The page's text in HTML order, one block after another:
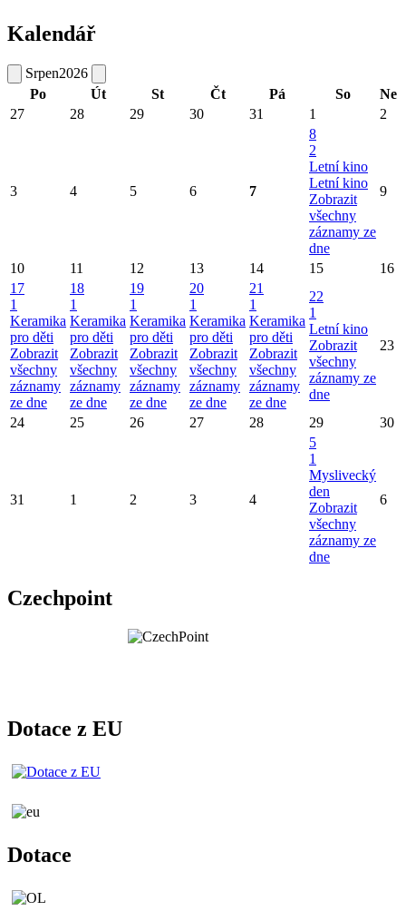
Kalendář
Srpen2026
Po
Út St Čt Pá So
Ne
27
28 29 30 31 1 2
3 4 5 6 7
8
2
Letní kino
Letní kino
Zobrazit
všechny
záznamy ze
dne
9
10 11 12 13 14 15
16
17
1
Keramika
pro děti
Zobrazit
všechny
záznamy
ze dne
18
1
Keramika
pro děti
Zobrazit
všechny
záznamy
ze dne
19
1
Keramika
pro děti
Zobrazit
všechny
záznamy
ze dne
20
1
Keramika
pro děti
Zobrazit
všechny
záznamy
ze dne
21
1
Keramika
pro děti
Zobrazit
všechny
záznamy
ze dne
22
1
Letní kino
Zobrazit
všechny
záznamy ze
dne
23
24 25 26 27 28 29 30
31 1 2 3 4
5
1
Myslivecký
den
Zobrazit
všechny
záznamy ze
dne
6
Czechpoint
Dotace z EU
Dotace